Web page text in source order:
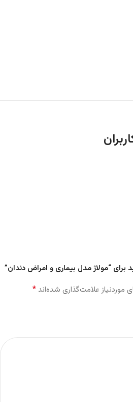
برای “مولاژ مدل بیماری و امراض دندان”
علامت‌گذاری شده‌اند*